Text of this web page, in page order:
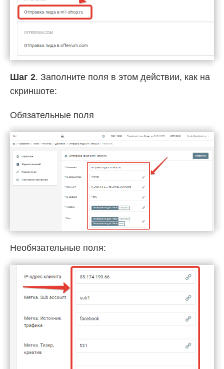
Шаг 2. Заполните поля в этом действии, как на
скриншоте:
Обязательные поля
Необязательные поля: